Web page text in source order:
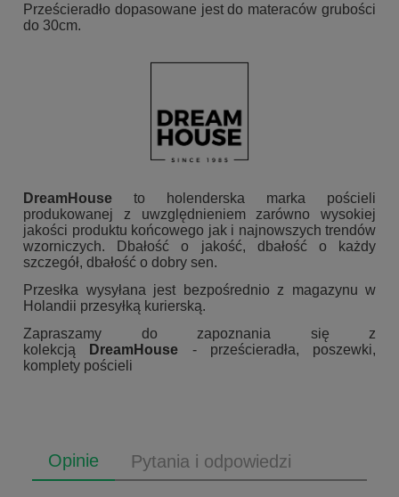
Prześcieradło dopasowane jest do materaców grubości
do 30cm.
DreamHouse to holenderska marka pościeli
produkowanej z uwzględnieniem zarówno wysokiej
jakości produktu końcowego jak i najnowszych trendów
wzorniczych. Dbałość o jakość, dbałość o każdy
szczegół, dbałość o dobry sen.
Przesłka wysyłana jest bezpośrednio z magazynu w
Holandii przesyłką kurierską.
Zapraszamy do zapoznania się z
kolekcją
DreamHouse - prześcieradła, poszewki,
komplety pościeli
Opinie Pytania i odpowiedzi